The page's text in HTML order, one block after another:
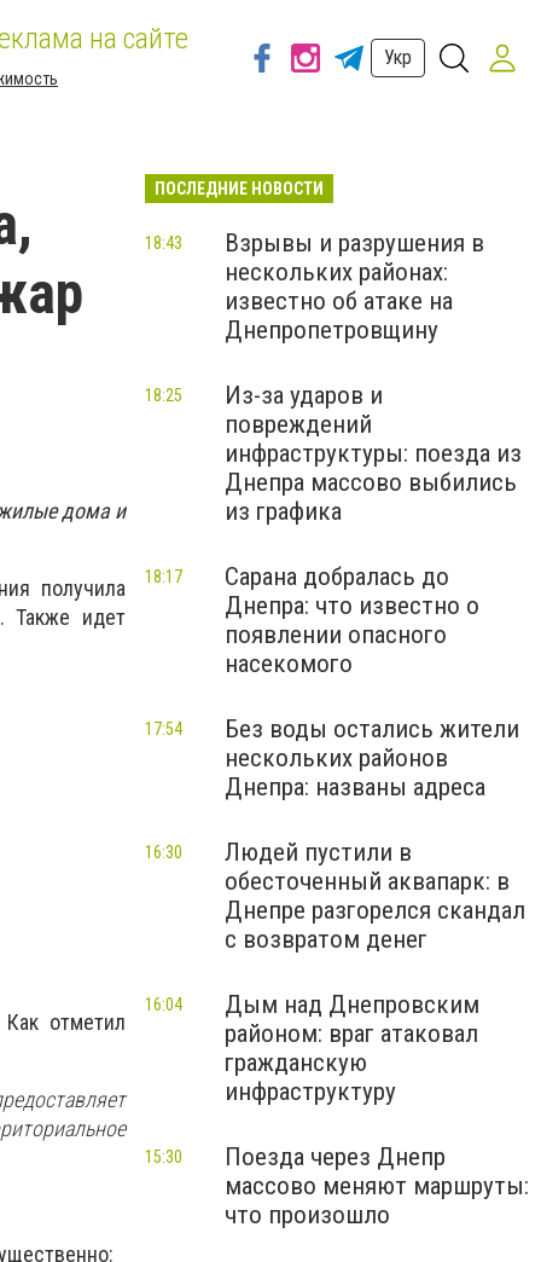
на сайте
Укр
дома и
получила
Также идет
отметил
ПОСЛЕДНИЕ НОВОСТИ
Взрывы и разрушения в
нескольких районах:
известно об атаке на
Днепропетровщину
18:43
Из-за ударов и
повреждений
инфраструктуры: поезда из
Днепра массово выбились
из графика
18:25
Сарана добралась до
Днепра: что известно о
появлении опасного
насекомого
18:17
Без воды остались жители
нескольких районов
Днепра: названы адреса
17:54
Людей пустили в
обесточенный аквапарк: в
Днепре разгорелся скандал
с возвратом денег
16:30
Дым над Днепровским
районом: враг атаковал
гражданскую
инфраструктуру
16:04
Поезда через Днепр
массово меняют маршруты:
что произошло
15:30